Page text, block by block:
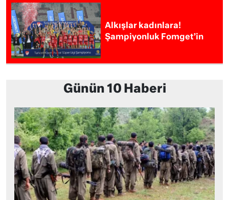
Alkışlar kadınlara!
Şampiyonluk Fomget’in
Günün 10 Haberi